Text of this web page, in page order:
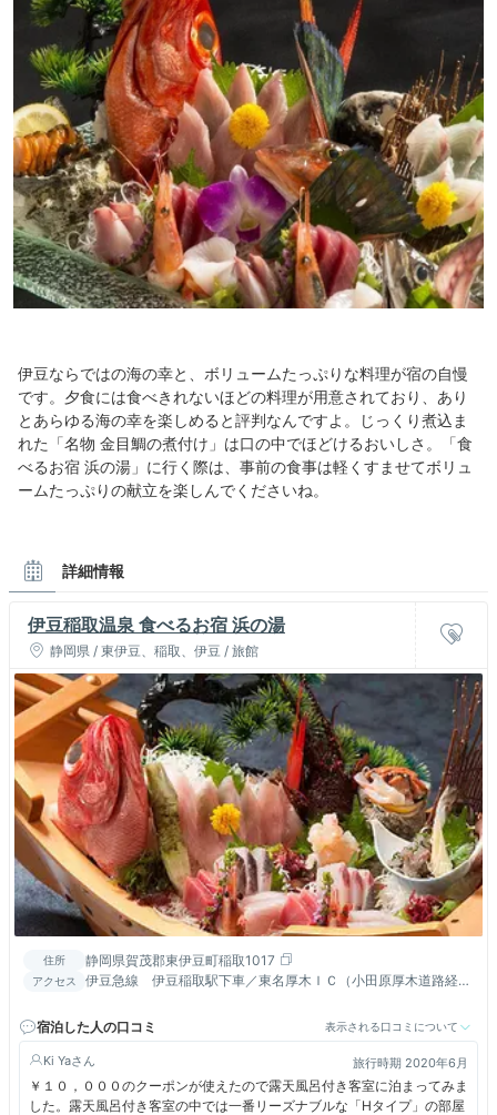
伊豆ならではの海の幸と、ボリュームたっぷりな料理が宿の自慢
です。夕食には食べきれないほどの料理が用意されており、あり
とあらゆる海の幸を楽しめると評判なんですよ。じっくり煮込ま
れた「名物 金目鯛の煮付け」は口の中でほどけるおいしさ。「食
べるお宿 浜の湯」に行く際は、事前の食事は軽くすませてボリュ
ームたっぷりの献立を楽しんでくださいね。
詳細情報
伊豆稲取温泉 食べるお宿 浜の湯
静岡県 / 東伊豆、稲取、伊豆 / 旅館
住所 静岡県賀茂郡東伊豆町稲取1017
アクセス
伊豆急線 伊豆稲取駅下車／東名厚木ＩＣ（小田原厚木道路経
宿泊した人の口コミ
表示される口コミについて
Ki Ya 旅行時期 2020年6月
￥１０，０００のクーポンが使えたので露天風呂付き客室に泊まってみま
した。露天風呂付き客室の中では一番リーズナブルな「Hタイプ」の部屋